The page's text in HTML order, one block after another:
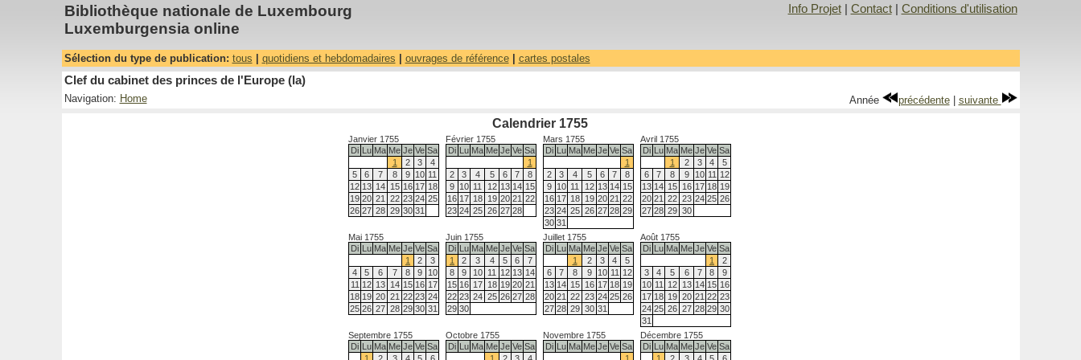
Bibliothèque nationale de Luxembourg
Luxemburgensia online
Info Projet| Contact| Conditions d'utilisation
Sélection du type de publication: tous quotidiens et hebdomadaires ouvrages de référence| cartes postales
Clef du cabinet des princes de l'Europe (la)
Navigation: Home Année précédente| suivante
Calendrier 1755
Janvier 1755
Di Lu Ma Me Je Ve Sa
1
2 3
4
5
6 7 8 9 10 11
12 13 14 15 16 17 18
19 20 21 22 23 24 25
26 27 28 29 30 31
Février 1755
Di Lu Ma Me Je Ve Sa
1
2
3 4 5 6 7
8
9 10 11 12 13 14 15
16 17 18 19 20 21 22
23 24 25 26 27 28
Mars 1755
Di Lu Ma Me Je Ve Sa
1
2
3 4 5 6 7
8
9 10 11 12 13 14 15
16 17 18 19 20 21 22
23 24 25 26 27 28 29
30 31
Avril 1755
Di Lu Ma Me Je Ve Sa
1
2 3 4
5
6
7 8 9 10 11 12
13 14 15 16 17 18 19
20 21 22 23 24 25 26
27 28 29 30
Mai 1755
Di Lu Ma Me Je Ve Sa
1
2
3
4
5 6 7 8 9
10
11 12 13 14 15 16 17
18 19 20 21 22 23 24
25 26 27 28 29 30 31
Juin 1755
Di Lu Ma Me Je Ve Sa
1
2 3 4 5 6
7
8
9 10 11 12 13 14
15 16 17 18 19 20 21
22 23 24 25 26 27 28
29 30
Juillet 1755
Di Lu Ma Me Je Ve Sa
1
2 3 4
5
6
7 8 9 10 11 12
13 14 15 16 17 18 19
20 21 22 23 24 25 26
27 28 29 30 31
Août 1755
Di Lu Ma Me Je Ve Sa
1
2
3
4 5 6 7 8
9
10 11 12 13 14 15 16
17 18 19 20 21 22 23
24 25 26 27 28 29 30
31
Septembre 1755
Di Lu Ma Me Je Ve Sa
Octobre 1755
Di Lu Ma Me Je Ve Sa
Novembre 1755
Di Lu Ma Me Je Ve Sa
Décembre 1755
Di Lu Ma Me Je Ve Sa